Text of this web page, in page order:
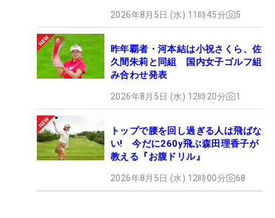
2026年8月5日 (水) 11時45分 5
昨年覇者・河本結は小祝さくら、佐
久間朱莉と同組 国内女子ゴルフ組
み合わせ発表
2026年8月5日 (水) 12時20分 1
トップで腰を回し過ぎる人は飛ばな
い! 今だに260y飛ぶ森田理香子が
教える『お腹ドリル』
2026年8月5日 (水) 12時00分 68